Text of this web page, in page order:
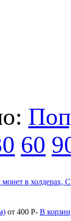
60
монет в
от 400 Р- В